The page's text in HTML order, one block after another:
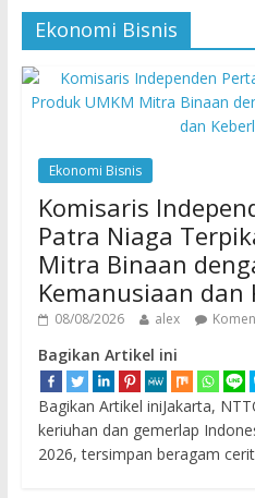
Ekonomi Bisnis
Ekonomi Bisnis
Komisaris
Patra Niaga
Mitra Binaan
Kemanusiaan
08/08/2026 alex
Bagikan Artikel ini
Bagikan Artikel iniJakarta,
keriuhan dan gemerlap
2026, tersimpan beragam